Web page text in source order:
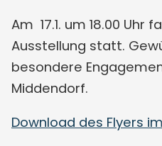
Am 17.1. um 18.00 Uhr
Ausstellung statt.
besondere
Middendorf.
Download des Flyers